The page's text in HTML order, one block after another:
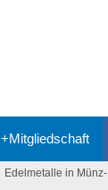
+Mitgliedschaft
Edelmetalle in